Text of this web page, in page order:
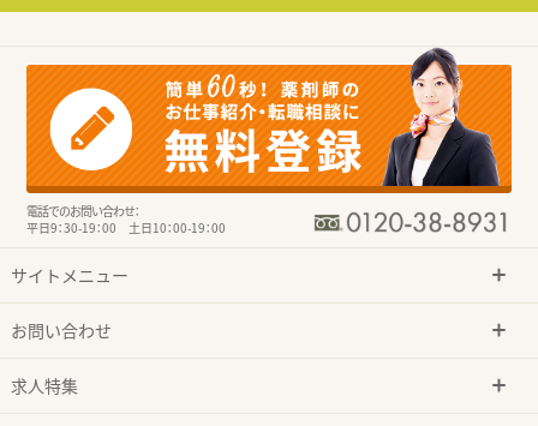
電話でのお問い合わせ：
平日9：30-19：00 土日10：00-19：00
サイトメニュー
お問い合わせ
求人特集